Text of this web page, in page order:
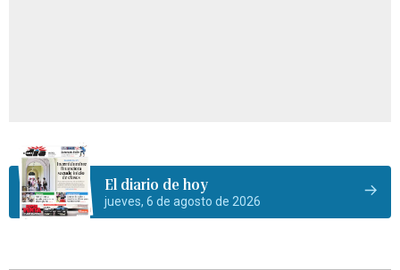
El diario de hoy
jueves, 6 de agosto de 2026